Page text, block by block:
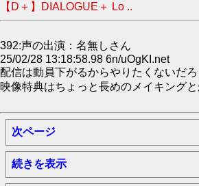
【D＋】DIALOGUE＋ Lo ..
392:声の出演：名無しさん
25/02/28 13:18:58.98 6n/uOgKI.net
配信は動員下がるからやりたくないだ
映像特典はちょっと長めのメイキング
次ページ
続きを表示